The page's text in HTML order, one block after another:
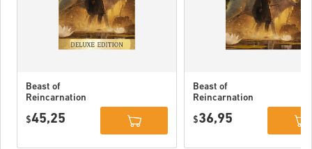
Beast of
Reincarnation
PC (STEAM)
$45,25
Beast of
Reincarnation
$36,95